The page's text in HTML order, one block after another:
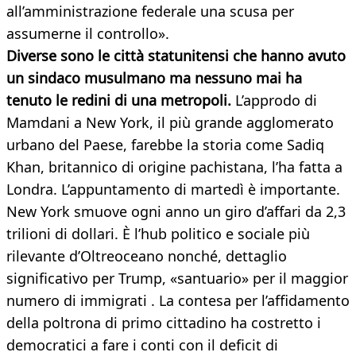
all’amministrazione federale una scusa per
assumerne il controllo».
Diverse sono le città statunitensi che hanno avuto
un sindaco musulmano ma nessuno mai ha
tenuto le redini di una metropoli. L’approdo di
Mamdani a New York, il più grande agglomerato
urbano del Paese, farebbe la storia come Sadiq
Khan, britannico di origine pachistana, l’ha fatta a
Londra. L’appuntamento di martedì è importante.
New York smuove ogni anno un giro d’affari da 2,3
trilioni di dollari. È l’hub politico e sociale più
rilevante d’Oltreoceano nonché, dettaglio
significativo per Trump, «santuario» per il maggior
numero di immigrati . La contesa per l’affidamento
della poltrona di primo cittadino ha costretto i
democratici a fare i conti con il deficit di